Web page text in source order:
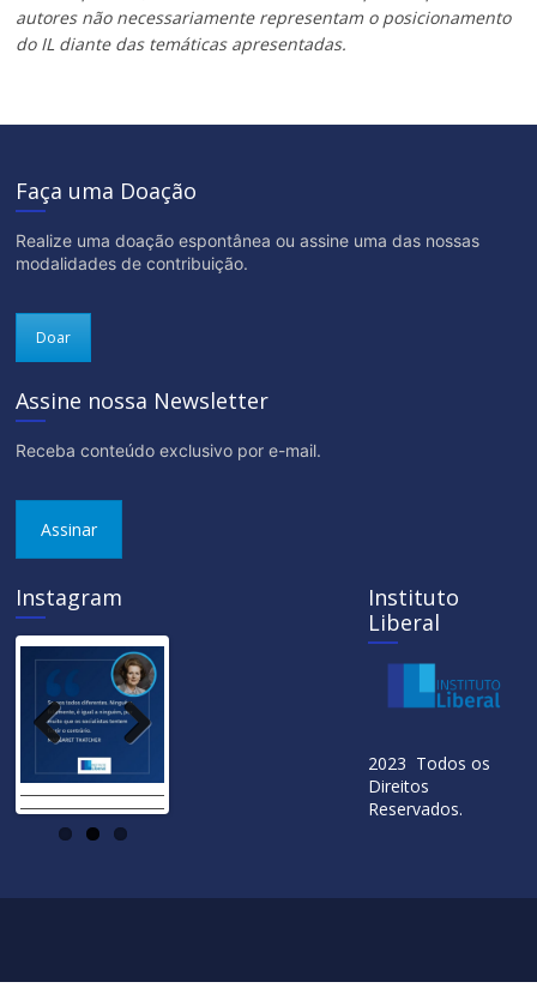
autores não necessariamente representam o posicionamento
do IL diante das temáticas apresentadas.
Faça uma Doação
Realize uma doação espontânea ou assine uma das nossas
modalidades de contribuição.
Doar
Assine nossa Newsletter
Receba conteúdo exclusivo por e-mail.
Assinar
Instagram
ous
Instituto
Liberal
2023 Todos os
Direitos
Reservados.